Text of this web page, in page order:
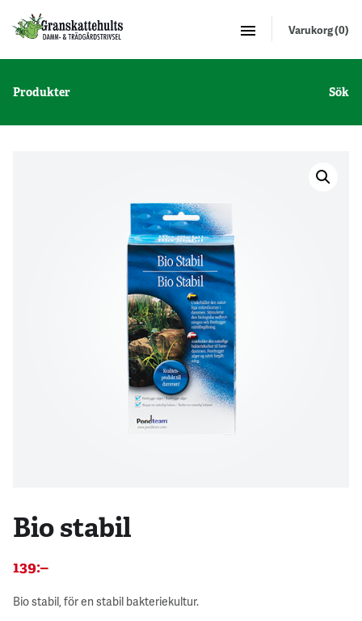
Varukorg (0)
Produkter Sök
Bio stabil
139:–
Bio stabil, för en stabil bakteriekultur.